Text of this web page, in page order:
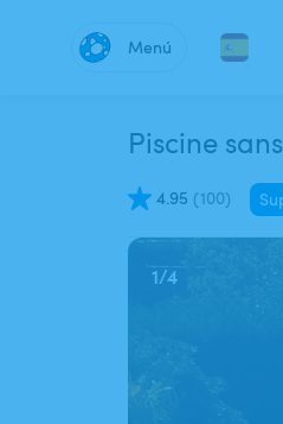
Menú
Piscine
4.95 (100)
1/4